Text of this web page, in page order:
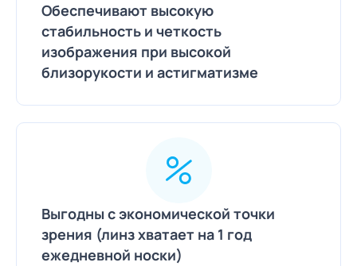
Обеспечивают высокую
стабильность и четкость
изображения при высокой
близорукости и астигматизме
Выгодны с экономической точки
зрения (линз хватает на 1 год
ежедневной носки)